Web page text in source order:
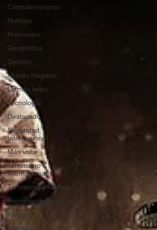
Contraterrorismo
Noticias
Protocolos
Geopolítica
Opinión
Mundo Hispano
Lo más leído
Tecnología
Destacado
Seguridad
Internacional
Más visto
Terrorismo
internacional
Terrorismo yihadista
Recomendaciones
Riesgos
Amenazas